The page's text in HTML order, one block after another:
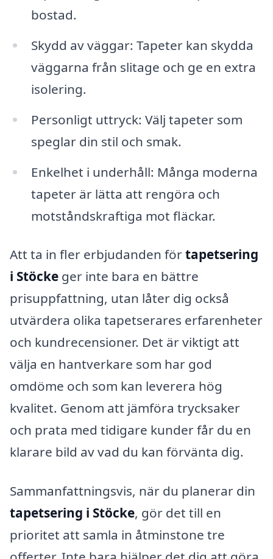
bostad.
Skydd av väggar: Tapeter kan skydda
väggarna från slitage och ge en extra
isolering.
Personligt uttryck: Välj tapeter som
speglar din stil och smak.
Enkelhet i underhåll: Många moderna
tapeter är lätta att rengöra och
motståndskraftiga mot fläckar.
Att ta in fler erbjudanden förtapetsering
i Stöcke ger inte bara en bättre
prisuppfattning, utan låter dig också
utvärdera olika tapetserares erfarenheter
och kundrecensioner. Det är viktigt att
välja en hantverkare som har god
omdöme och som kan leverera hög
kvalitet. Genom att jämföra trycksaker
och prata med tidigare kunder får du en
klarare bild av vad du kan förvänta dig.
Sammanfattningsvis, när du planerar din
tapetsering i Stöcke, gör det till en
prioritet att samla in åtminstone tre